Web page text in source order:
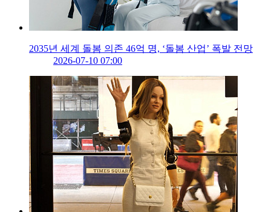
2035년 세계 돌봄 의존 46억 명, ‘돌봄 산업’ 폭발 전망
2026-07-10 07:00